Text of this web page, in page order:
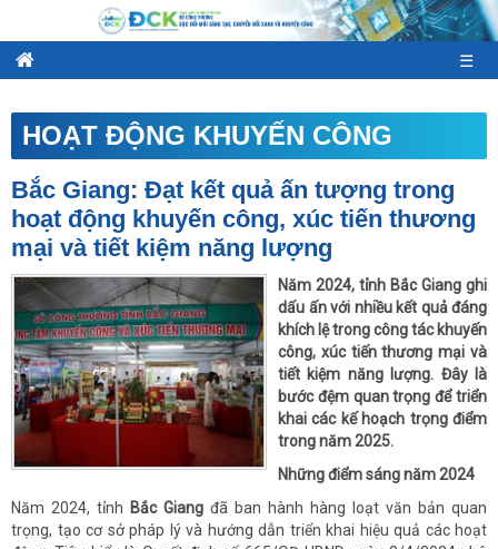
☰
HOẠT ĐỘNG KHUYẾN CÔNG
Bắc Giang: Đạt kết quả ấn tượng trong
hoạt động khuyến công, xúc tiến thương
mại và tiết kiệm năng lượng
Năm 2024, tỉnh Bắc Giang ghi
dấu ấn với nhiều kết quả đáng
khích lệ trong công tác khuyến
công, xúc tiến thương mại và
tiết kiệm năng lượng. Đây là
bước đệm quan trọng để triển
khai các kế hoạch trọng điểm
trong năm 2025.
Những điểm sáng năm 2024
Năm 2024, tỉnh Bắc Giang đã ban hành hàng loạt văn bản quan
trọng, tạo cơ sở pháp lý và hướng dẫn triển khai hiệu quả các hoạt